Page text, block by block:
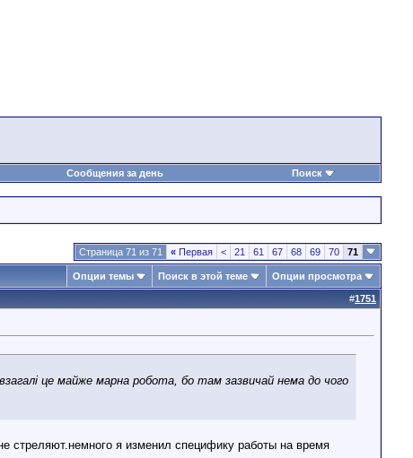
Сообщения за день Поиск
Страница 71 из 71 « Первая < 21 61 67 68 69 70 71
Опции темы Поиск в этой теме Опции просмотра
#1751
це майже марна робота, бо там зазвичай нема до чого
стреляют.немного я изменил специфику работы на время